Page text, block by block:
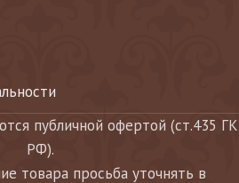
публичной офертой (ст.435 ГК
РФ).
товара просьба уточнять в